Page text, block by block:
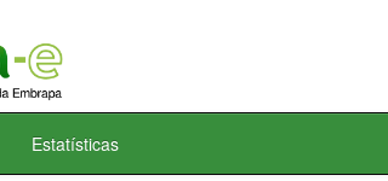
Estatísticas